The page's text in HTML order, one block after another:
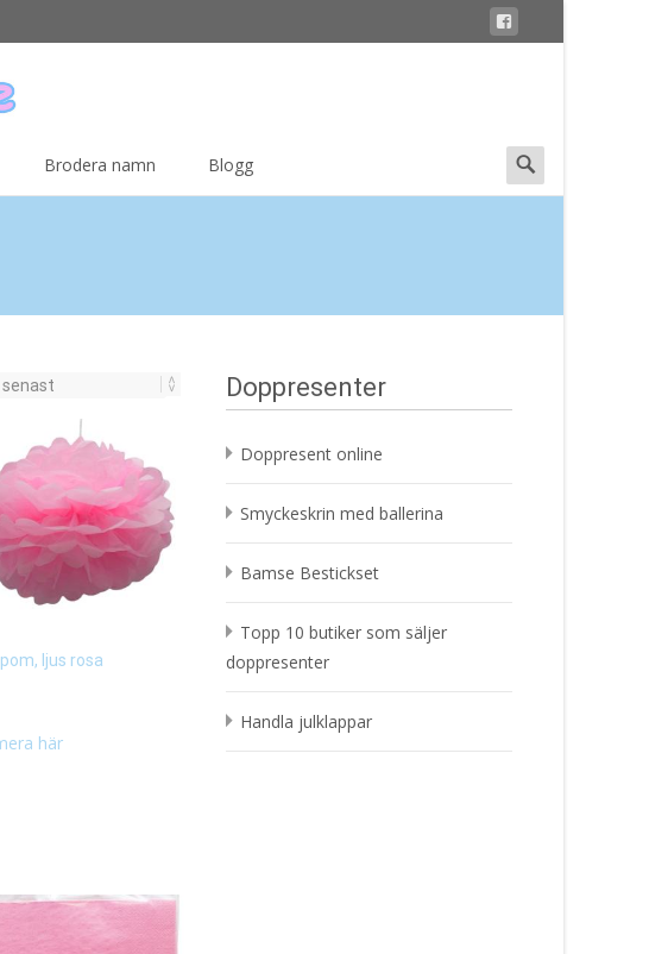
Brodera namn Blogg
Search
for:
ljus rosa
här
Doppresenter
Doppresent online
Smyckeskrin med ballerina
Bamse Bestickset
Topp 10 butiker som säljer
doppresenter
Handla julklappar